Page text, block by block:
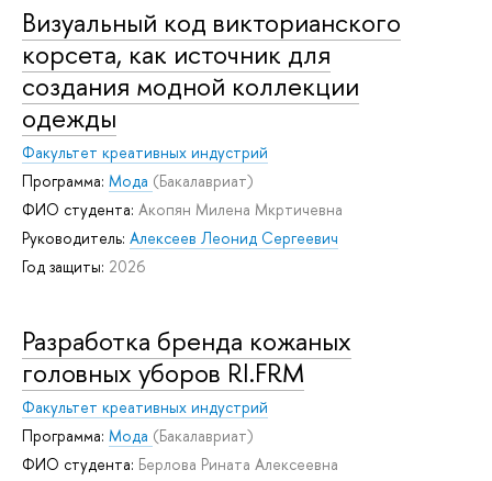
Визуальный код викторианского
корсета, как источник для
создания модной коллекции
одежды
Факультет креативных индустрий
Программа: Мода (Бакалавриат)
ФИО студента: Акопян Милена Мкртичевна
Руководитель: Алексеев Леонид Сергеевич
Год защиты: 2026
Разработка бренда кожаных
головных уборов RI.FRM
Факультет креативных индустрий
Программа: Мода (Бакалавриат)
ФИО студента: Берлова Рината Алексеевна